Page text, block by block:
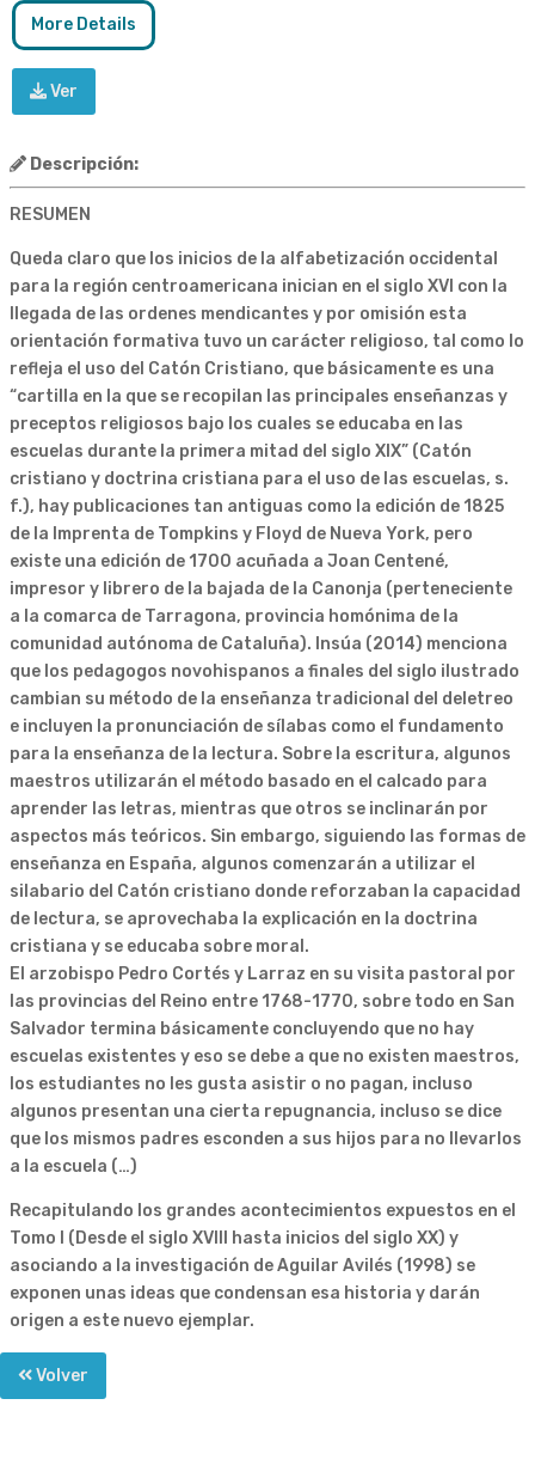
More Details
Ver
Descripción:
RESUMEN
Queda claro que los inicios de la alfabetización occidental
para la región centroamericana inician en el siglo XVI con la
llegada de las ordenes mendicantes y por omisión esta
orientación formativa tuvo un carácter religioso, tal como lo
refleja el uso del Catón Cristiano, que básicamente es una
“cartilla en la que se recopilan las principales enseñanzas y
preceptos religiosos bajo los cuales se educaba en las
escuelas durante la primera mitad del siglo XIX” (Catón
cristiano y doctrina cristiana para el uso de las escuelas, s.
f.), hay publicaciones tan antiguas como la edición de 1825
de la Imprenta de Tompkins y Floyd de Nueva York, pero
existe una edición de 1700 acuñada a Joan Centené,
impresor y librero de la bajada de la Canonja (perteneciente
a la comarca de Tarragona, provincia homónima de la
comunidad autónoma de Cataluña). Insúa (2014) menciona
que los pedagogos novohispanos a finales del siglo ilustrado
cambian su método de la enseñanza tradicional del deletreo
e incluyen la pronunciación de sílabas como el fundamento
para la enseñanza de la lectura. Sobre la escritura, algunos
maestros utilizarán el método basado en el calcado para
aprender las letras, mientras que otros se inclinarán por
aspectos más teóricos. Sin embargo, siguiendo las formas de
enseñanza en España, algunos comenzarán a utilizar el
silabario del Catón cristiano donde reforzaban la capacidad
de lectura, se aprovechaba la explicación en la doctrina
cristiana y se educaba sobre moral.
El arzobispo Pedro Cortés y Larraz en su visita pastoral por
las provincias del Reino entre 1768-1770, sobre todo en San
Salvador termina básicamente concluyendo que no hay
escuelas existentes y eso se debe a que no existen maestros,
los estudiantes no les gusta asistir o no pagan, incluso
algunos presentan una cierta repugnancia, incluso se dice
que los mismos padres esconden a sus hijos para no llevarlos
a la escuela (…)
Recapitulando los grandes acontecimientos expuestos en el
Tomo I (Desde el siglo XVIII hasta inicios del siglo XX) y
asociando a la investigación de Aguilar Avilés (1998) se
exponen unas ideas que condensan esa historia y darán
origen a este nuevo ejemplar.
Volver